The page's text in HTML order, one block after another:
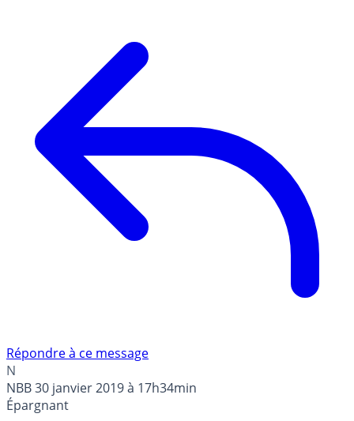
Répondre à ce message
N
NBB30 janvier 2019 à 17h34min
Épargnant